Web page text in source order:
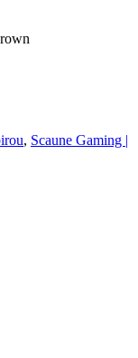
, Scaune Gaming |